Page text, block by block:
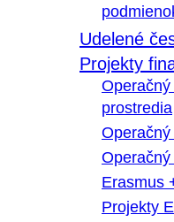
Udelené
Projekty
prostredia
Erasmus
Projekty